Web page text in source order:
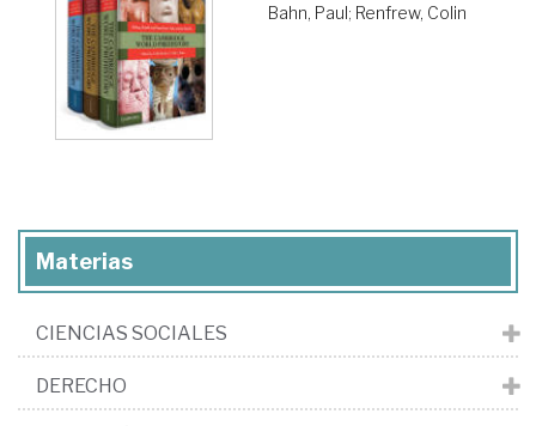
Bahn, Paul; Renfrew, Colin
Materias
CIENCIAS SOCIALES
DERECHO